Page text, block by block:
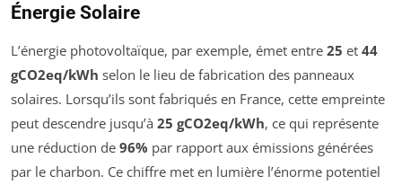
Énergie Solaire
L’énergie photovoltaïque, par exemple, émet entre 25 et 44
gCO2eq/kWh selon le lieu de fabrication des panneaux
solaires. Lorsqu’ils sont fabriqués en France, cette empreinte
peut descendre jusqu’à 25 gCO2eq/kWh, ce qui représente
une réduction de 96% par rapport aux émissions générées
par le charbon. Ce chiffre met en lumière l’énorme potentiel